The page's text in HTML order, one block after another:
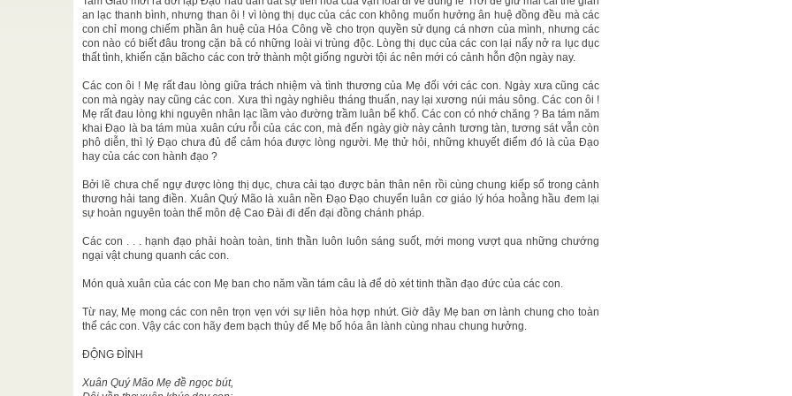
an lạc thanh bình, nhưng than ôi ! vì lòng thị dục của các con không muốn hưởng ân huệ đồng đều mà các
con chỉ mong chiếm phần ân huệ của Hóa Công về cho trọn quyền sử dụng cá nhơn của mình, nhưng các
con nào có biết đâu trong cặn bả có những loài vi trùng độc. Lòng thị dục của các con lại nẩy nở ra lục dục
thất tình, khiến cặn bãcho các con trở thành một giống người tội ác nên mới có cảnh hỗn độn ngày nay.
Các con ôi ! Mẹ rất đau lòng giữa trách nhiệm và tình thương của Mẹ đối với các con. Ngày xưa cũng các
con mà ngày nay cũng các con. Xưa thì ngày nghiêu tháng thuấn, nay lại xương núi máu sông. Các con ôi !
Mẹ rất đau lòng khi nguyên nhân lạc lầm vào đường trầm luân bể khổ. Các con có nhớ chăng ? Ba tám năm
khai Đạo là ba tám mùa xuân cứu rỗi của các con, mà đến ngày giờ này cảnh tương tàn, tương sát vẫn còn
phô diễn, thì lý Đạo chưa đủ để cảm hóa được lòng người. Mẹ thử hỏi, những khuyết điểm đó là của Đạo
hay của các con hành đạo ?
Bởi lẽ chưa chế ngự được lòng thị dục, chưa cải tạo được bản thân nên rồi cùng chung kiếp số trong cảnh
thương hải tang điền. Xuân Quý Mão là xuân nền Đạo Đạo chuyển luân cơ giáo lý hóa hoằng hầu đem lại
sự hoàn nguyên toàn thể môn đệ Cao Đài đi đến đại đồng chánh pháp.
Các con . . . hạnh đạo phải hoàn toàn, tinh thần luôn luôn sáng suốt, mới mong vượt qua những chướng
ngại vật chung quanh các con.
Món quà xuân của các con Mẹ ban cho năm vần tám câu là để dò xét tinh thần đạo đức của các con.
Từ nay, Mẹ mong các con nên trọn vẹn với sự liên hòa hợp nhứt. Giờ đây Mẹ ban ơn lành chung cho toàn
thể các con. Vậy các con hãy đem bạch thủy để Mẹ bố hóa ân lành cùng nhau chung hưởng.
ĐỘNG ĐÌNH
Xuân Quý Mão Mẹ đề ngọc bút,